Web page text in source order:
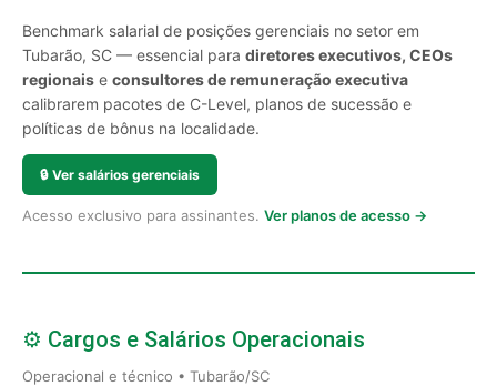
Benchmark salarial de posições gerenciais no setor em
Tubarão, SC — essencial para diretores executivos, CEOs
regionais e consultores de remuneração executiva
calibrarem pacotes de C-Level, planos de sucessão e
políticas de bônus na localidade.
🔒 Ver salários gerenciais
Acesso exclusivo para assinantes. Ver planos de acesso →
⚙️ Cargos e Salários Operacionais
Operacional e técnico • Tubarão/SC